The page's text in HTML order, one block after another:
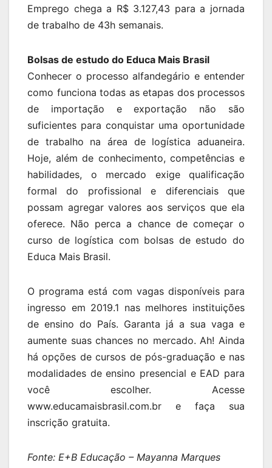
Emprego chega a R$ 3.127,43 para a jornada
de trabalho de 43h semanais.
Bolsas de estudo do Educa Mais Brasil
Conhecer o processo alfandegário e entender
como funciona todas as etapas dos processos
de importação e exportação não são
suficientes para conquistar uma oportunidade
de trabalho na área de logística aduaneira.
Hoje, além de conhecimento, competências e
habilidades, o mercado exige qualificação
formal do profissional e diferenciais que
possam agregar valores aos serviços que ela
oferece. Não perca a chance de começar o
curso de logística com bolsas de estudo do
Educa Mais Brasil.
O programa está com vagas disponíveis para
ingresso em 2019.1 nas melhores instituições
de ensino do País. Garanta já a sua vaga e
aumente suas chances no mercado. Ah! Ainda
há opções de cursos de pós-graduação e nas
modalidades de ensino presencial e EAD para
você escolher. Acesse
www.educamaisbrasil.com.br e faça sua
inscrição gratuita.
Fonte: E+B Educação – Mayanna Marques